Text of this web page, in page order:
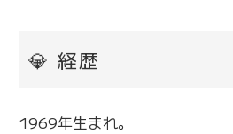
💎 経歴
1969年生まれ。